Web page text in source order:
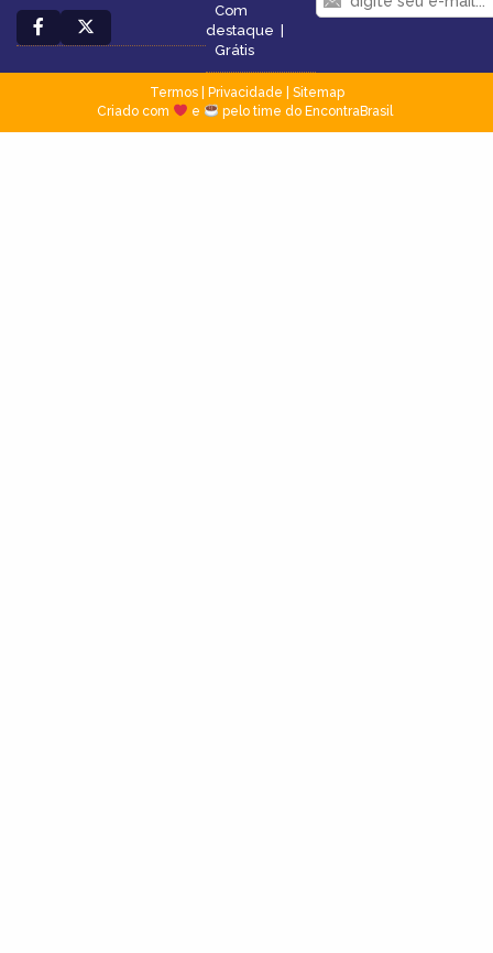
Com
destaque |
Grátis
Termos| Privacidade
Sitemap
Criado com
e pelo time do EncontraBrasil